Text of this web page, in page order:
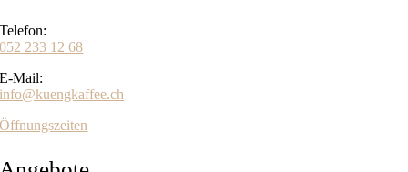
Telefon:
052 233 12 68
E-Mail:
info@kuengkaffee.ch
Öffnungszeiten